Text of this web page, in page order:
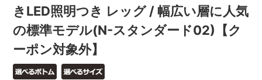
きLED照明つき レッグ / 幅広い層に人気
の標準モデル(N-スタンダード02)【ク
ーポン対象外】